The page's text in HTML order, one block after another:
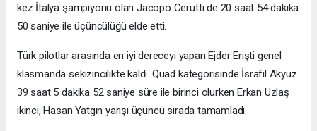
kez İtalya şampiyonu olan Jacopo Cerutti de 20 saat 54 dakika
50 saniye ile üçüncülüğü elde etti.
Türk pilotlar arasında en iyi dereceyi yapan Ejder Erişti genel
klasmanda sekizincilikte kaldı. Quad kategorisinde İsrafil Akyüz
39 saat 5 dakika 52 saniye süre ile birinci olurken Erkan Uzlaş
ikinci, Hasan Yatgın yarışı üçüncü sırada tamamladı.